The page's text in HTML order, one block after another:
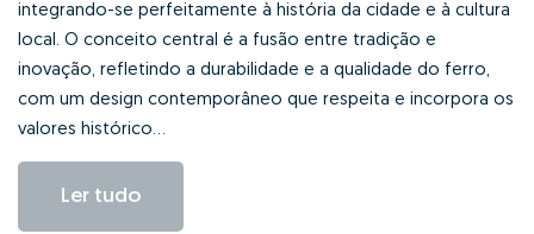
integrando-se perfeitamente à história da cidade e à cultura
local. O conceito central é a fusão entre tradição e
inovação, refletindo a durabilidade e a qualidade do ferro,
com um design contemporâneo que respeita e incorpora os
valores histórico...
Ler tudo